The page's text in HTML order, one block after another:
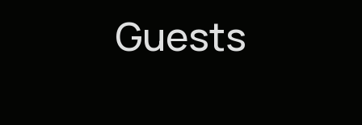
Guests